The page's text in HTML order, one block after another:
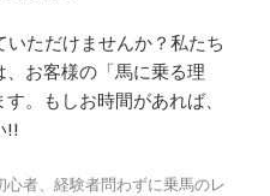
者、経験者問わずに乗馬のレ